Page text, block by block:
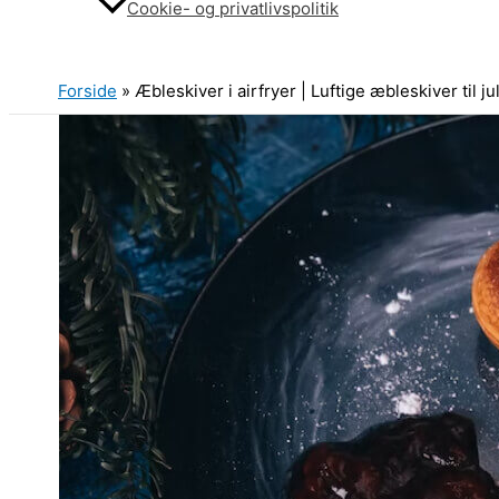
Cookie- og privatlivspolitik
Forside » Æbleskiver i airfryer | Luftige æbleskiver til